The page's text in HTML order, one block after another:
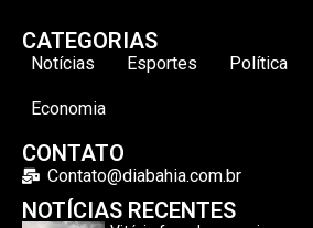
CATEGORIAS
Notícias Esportes Política
Economia
CONTATO
Contato@diabahia.com.br
NOTÍCIAS RECENTES